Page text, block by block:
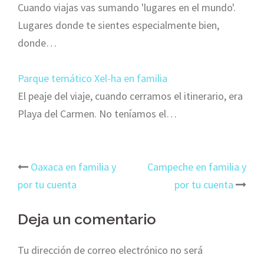
Cuando viajas vas sumando 'lugares en el mundo'.
Lugares donde te sientes especialmente bien,
donde…
Parque temático Xel-ha en familia
El peaje del viaje, cuando cerramos el itinerario, era
Playa del Carmen. No teníamos el…
Navegación
entradas
Oaxaca en familia y
por tu cuenta
Campeche en familia y
por tu cuenta
Deja un comentario
Tu dirección de correo electrónico no será